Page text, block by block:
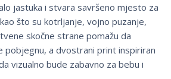
jastuka i stvara savršeno mjesto za
što su kotrljanje, vojno puzanje,
skočne strane pomažu da
pobjegnu, a dvostrani print inspiriran
vizualno bude zabavno za bebu i